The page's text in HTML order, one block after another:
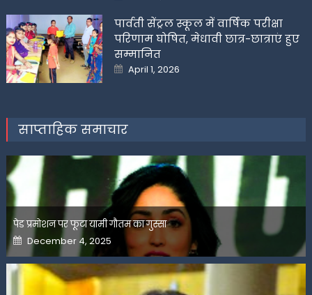
पार्वती सेंट्रल स्कूल में वार्षिक परीक्षा
परिणाम घोषित, मेधावी छात्र-छात्राएं हुए
सम्मानित
Posted
on
April 1, 2026
साप्ताहिक समाचार
पेड प्रमोशन पर फूटा यामी गौतम का गुस्सा
Posted
on
December 4, 2025